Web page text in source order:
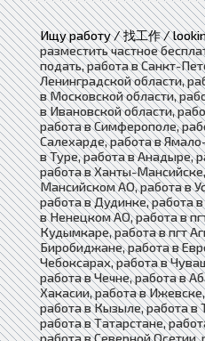
Ищу работу / 找工作 /
разместить частное
подать, работа в Санкт-
Ленинградской области,
в Московской области,
в Ивановской области,
работа в Симферополе,
Салехарде, работа в
в Туре, работа в Анадыре,
работа в Ханты-
Мансийском АО, работа в
работа в Дудинке, работа
в Ненецком АО, работа в
Кудымкаре, работа в пгт
Биробиджане, работа в
Чебоксарах, работа в
работа в Чечне, работа в
Хакасии, работа в
работа в Кызыле, работа в
работа в Татарстане,
работа в Северной Осетии,